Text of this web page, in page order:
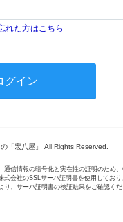
れた方はこちら
「宏八屋」 All Rights Reserved.
通信情報の暗号化と実在性の証明のため
式会社のSSLサーバ証明書を使用しており
り、サーバ証明書の検証結果をご確認くだ